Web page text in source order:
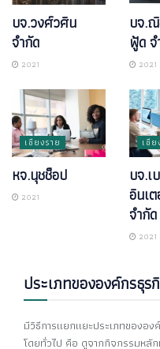
บจ.วงศ์วศิน
จำกัด
2021
บจ.
ฟู้ด
2021
เชียงราย
หจ.นุชช็อป
2021
เชีย
บจ.เ
อินเ
จำกัด
2021
ประเภทขององค์กรธุร
มีวิธีการแยกแยะประเภทของอ
โดยทั่วไป คือ ดูจากกิจกรรมหลั